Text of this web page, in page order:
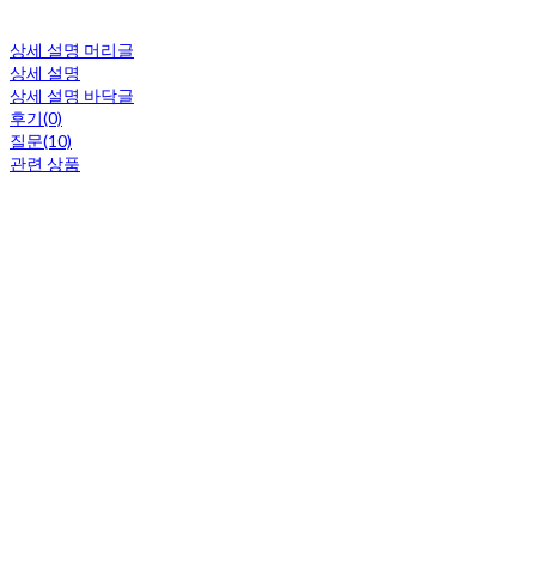
상세 설명 머리글
상세 설명
상세 설명 바닥글
후기(0)
질문(10)
관련 상품